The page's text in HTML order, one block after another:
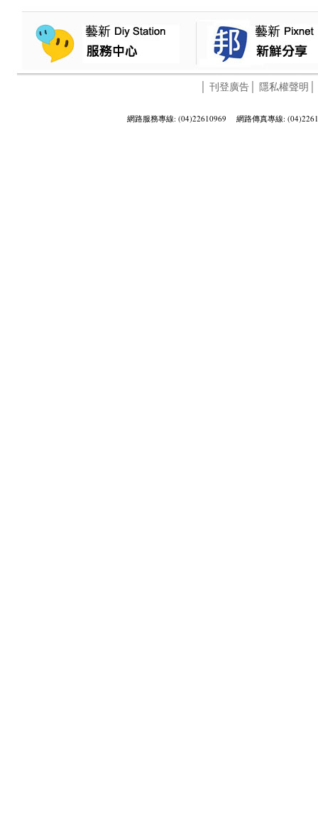
刊登廣告│ 隱私權聲明
網路服務專線: (04)22610969 網路傳真專線: